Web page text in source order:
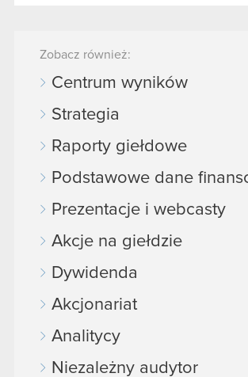
Zobacz również:
Centrum wyników
Strategia
Raporty giełdowe
Podstawowe dane
Prezentacje i webcasty
Akcje na giełdzie
Dywidenda
Akcjonariat
Analitycy
Niezależny audytor